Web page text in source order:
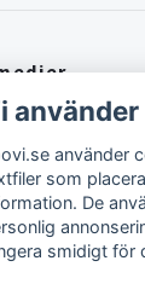
använder
som
De
smidigt för